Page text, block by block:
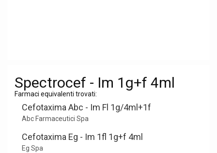
Spectrocef - Im 1g+f 4ml
Farmaci equivalenti trovati:
Cefotaxima Abc - Im Fl 1g/4ml+1f
Abc Farmaceutici Spa
Cefotaxima Eg - Im 1fl 1g+f 4ml
Eg Spa